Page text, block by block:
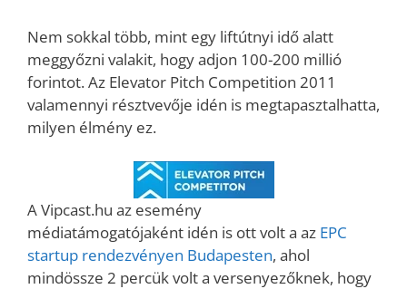
Nem sokkal több, mint egy liftútnyi idő alatt
meggyőzni valakit, hogy adjon 100-200 millió
forintot. Az Elevator Pitch Competition 2011
valamennyi résztvevője idén is megtapasztalhatta,
milyen élmény ez.
A Vipcast.hu az esemény
médiatámogatójaként idén is ott volt a az EPC
startup rendezvényen Budapesten, ahol
mindössze 2 percük volt a versenyezőknek, hogy